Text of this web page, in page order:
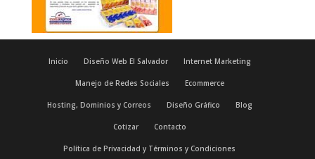
Inicio Diseño Web El Salvador Internet Marketing
Manejo de Redes Sociales Ecommerce
Hosting, Dominios y Correos Diseño Gráfico Blog
Cotizar Contacto
Política de Privacidad y Términos y Condiciones